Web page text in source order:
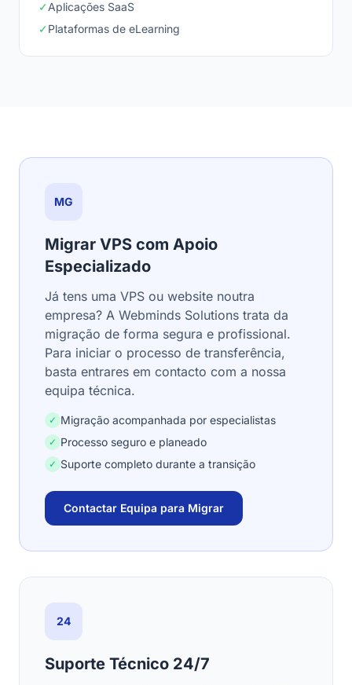
✓Aplicações SaaS
✓Plataformas de eLearning
MG
Migrar VPS com Apoio
Especializado
Já tens uma VPS ou website noutra
empresa? A Webminds Solutions trata da
migração de forma segura e profissional.
Para iniciar o processo de transferência,
basta entrares em contacto com a nossa
equipa técnica.
✓ Migração acompanhada por especialistas
✓ Processo seguro e planeado
✓ Suporte completo durante a transição
Contactar Equipa para Migrar
24
Suporte Técnico 24/7